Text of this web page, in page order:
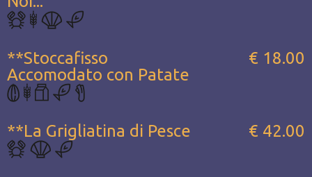
**Stoccafisso
Accomodato con Patate
€ 18.00
**La Grigliatina di Pesce € 42.00